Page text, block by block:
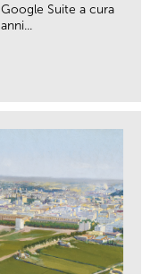
Suite a cura